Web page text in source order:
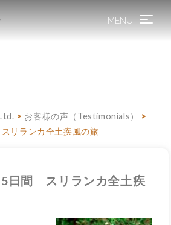
MENU Toggle
> お客様の声（Testimonials）
>
ランカ全土疾風の旅
間 スリランカ全土疾